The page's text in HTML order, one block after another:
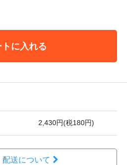
トに入れる
2,430円(税180円)
配送について